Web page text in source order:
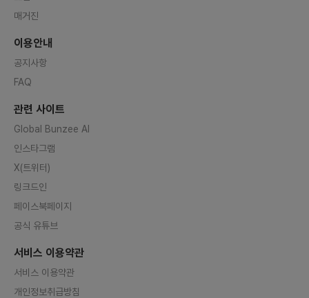
매거진
이용안내
공지사항
FAQ
관련 사이트
Global Bunzee AI
인스타그램
X(트위터)
링크드인
페이스북페이지
공식 유튜브
서비스 이용약관
서비스 이용약관
개인정보취급방침